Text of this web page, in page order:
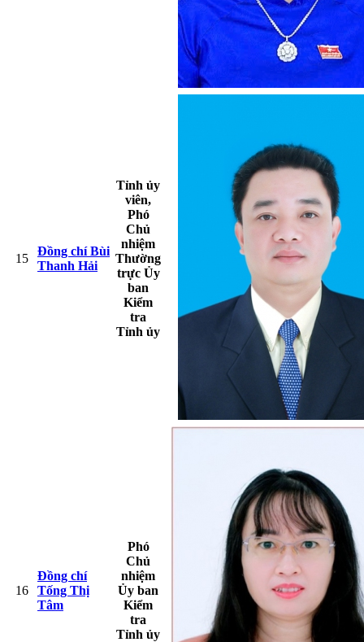
15
Đồng chí Bùi
Thanh Hải
Tỉnh ủy
viên,
Phó
Chủ
nhiệm
Thường
trực Ủy
ban
Kiểm
tra
Tỉnh ủy
16
Đồng chí
Tống Thị
Tâm
Phó
Chủ
nhiệm
Ủy ban
Kiểm
tra
Tỉnh ủy